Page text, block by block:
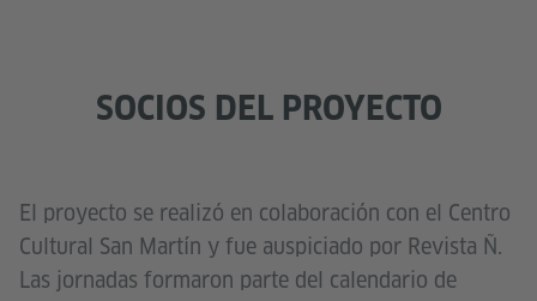
SOCIOS DEL PROYECTO
El proyecto se realizó en colaboración con el Centro
Cultural San Martín y fue auspiciado por Revista Ñ.
Las jornadas formaron parte del calendario de